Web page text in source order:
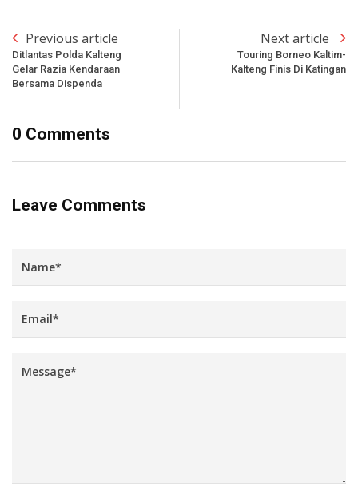
Previous article
Ditlantas Polda Kalteng
Gelar Razia Kendaraan
Bersama Dispenda
Next article
Touring Borneo Kaltim-
Kalteng Finis Di Katingan
0 Comments
Leave Comments